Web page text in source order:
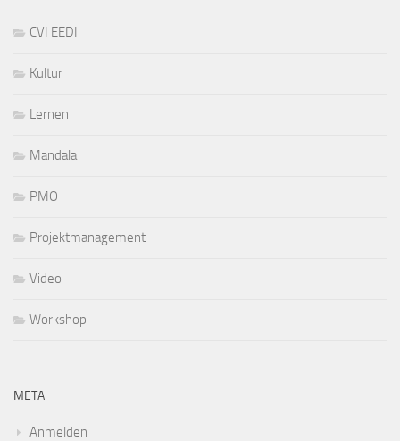
CVI EEDI
Kultur
Lernen
Mandala
PMO
Projektmanagement
Video
Workshop
META
Anmelden